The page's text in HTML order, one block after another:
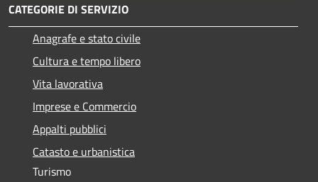
CATEGORIE DI SERVIZIO
Anagrafe e stato civile
Cultura e tempo libero
Vita lavorativa
Imprese e Commercio
Appalti pubblici
Catasto e urbanistica
Turismo